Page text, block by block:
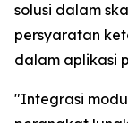
solusi dalam
persyaratan
dalam aplikasi
"Integrasi